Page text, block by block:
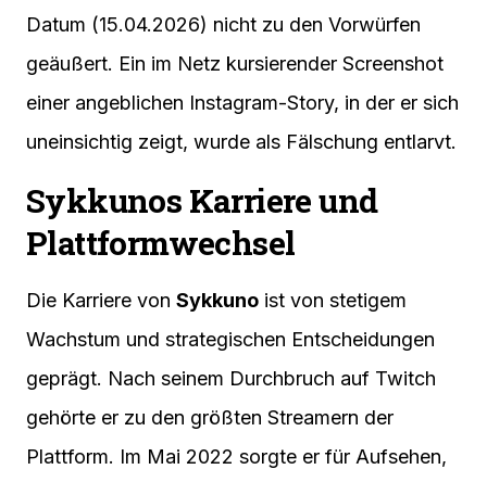
Datum (15.04.2026) nicht zu den Vorwürfen
geäußert. Ein im Netz kursierender Screenshot
einer angeblichen Instagram-Story, in der er sich
uneinsichtig zeigt, wurde als Fälschung entlarvt.
Sykkunos Karriere und
Plattformwechsel
Die Karriere von Sykkuno ist von stetigem
Wachstum und strategischen Entscheidungen
geprägt. Nach seinem Durchbruch auf Twitch
gehörte er zu den größten Streamern der
Plattform. Im Mai 2022 sorgte er für Aufsehen,